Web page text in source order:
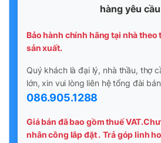
hàng yêu
Bảo hành chính hãng tại nhà theo
sản xuất.
Quý khách là đại lý, nhà thầu, thợ
lớn, xin vui lòng liên hệ tổng đài
086.905.1288
Giá bán đã bao gồm thuế
nhân công lắp đặt . Trả góp linh